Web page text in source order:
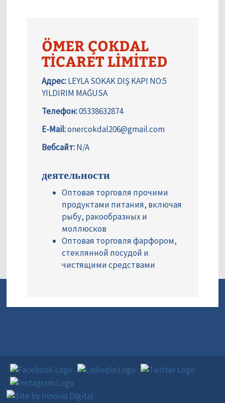
ÖMER ÇOKDAL
TİCARET LİMİTED
Адрес:LEYLA SOKAK DIŞ KAPI NO:5
YILDIRIM MAĞUSA
Телефон:05338632874
E-Mail:onercokdal206@gmail.com
Вебсайт:N/A
деятельности
Оптовая торговля прочими
продуктами питания, включая
рыбу, ракообразных и
моллюсков
Оптовая торговля фарфором,
стеклянной посудой и
чистящими средствами